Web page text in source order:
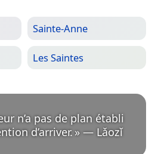
Sainte-Anne
Les Saintes
n’a pas de plan établi
d’arriver. » — Lǎozǐ